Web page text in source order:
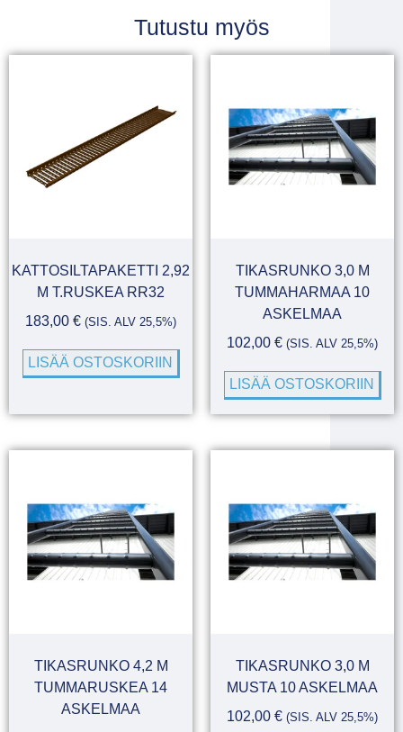
Tutustu myös
KATTOSILTAPAKETTI 2,92
M T.RUSKEA RR32
183,00 € (SIS. ALV 25,5%)
LISÄÄ OSTOSKORIIN
TIKASRUNKO 3,0 M
TUMMAHARMAA 10
ASKELMAA
102,00 € (SIS. ALV 25,5%)
LISÄÄ OSTOSKORIIN
TIKASRUNKO 4,2 M
TUMMARUSKEA 14
ASKELMAA
TIKASRUNKO 3,0 M
MUSTA 10 ASKELMAA
102,00 € (SIS. ALV 25,5%)